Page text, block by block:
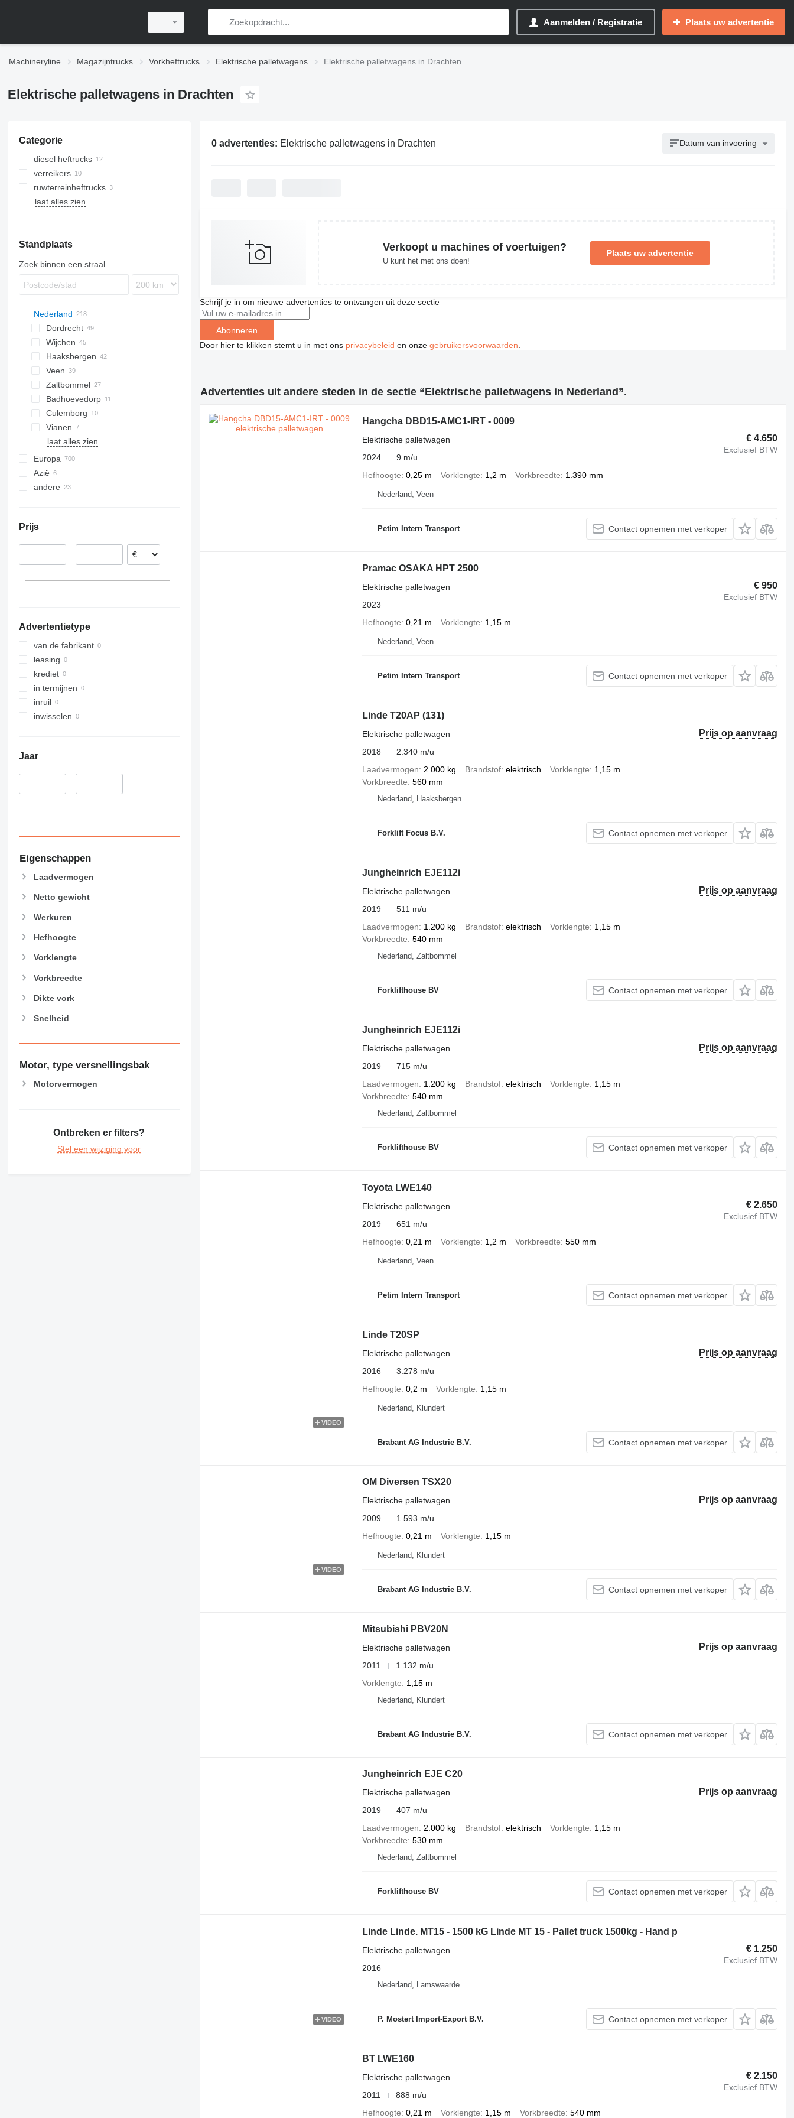
Aanmelden / Registratie Plaats uw advertentie
Machineryline Magazijntrucks Vorkheftrucks Elektrische palletwagens Elektrische palletwagens in Drachten
Elektrische palletwagens in Drachten
Categorie
diesel heftrucks
verreikers
ruwterreinheftrucks
laat alles zien
Standplaats
Zoek binnen een straal
Nederland
Dordrecht
Wijchen
Haaksbergen
Veen
Zaltbommel
Badhoevedorp
Culemborg
Vianen
laat alles zien
Europa
Spanje
Denemarken
België
Azië
Azerbeidzjan
andere
Prijs
–
Advertentietype
van de fabrikant
leasing
krediet
in termijnen
inruil
inwisselen
Jaar
–
Eigenschappen
Laadvermogen
Netto gewicht
Werkuren
Hefhoogte
Vorklengte
Vorkbreedte
Dikte vork
Snelheid
Motor, type versnellingsbak
Motorvermogen
Ontbreken er filters?
Stel een wijziging voor
0 advertenties: Elektrische palletwagens in Drachten Datum van invoering
Verkoopt u machines of voertuigen?
U kunt het met ons doen!
Plaats uw advertentie
Schrijf je in om nieuwe advertenties te ontvangen uit deze sectie
Abonneren
Door hier te klikken stemt u in met ons privacybeleid en onze gebruikersvoorwaarden
Advertenties uit andere steden in de sectie “Elektrische palletwagens in Nederland”.
Hangcha DBD15-AMC1-IRT - 0009
€ 4.650
Exclusief BTW
Elektrische palletwagen
2024
9 m/u
Hefhoogte 0,25 m Vorklengte 1,2 m Vorkbreedte 1.390 mm
Nederland, Veen
Petim Intern Transport Contact opnemen met verkoper
Pramac OSAKA HPT 2500
€ 950
Exclusief BTW
Elektrische palletwagen
2023
Hefhoogte 0,21 m Vorklengte 1,15 m
Nederland, Veen
Petim Intern Transport Contact opnemen met verkoper
Linde T20AP (131)
Prijs op aanvraag
Elektrische palletwagen
2018
2.340 m/u
Laadvermogen
2.000 kg Brandstof elektrisch Vorklengte
1,15 m
Vorkbreedte 560 mm
Nederland, Haaksbergen
Forklift Focus B.V. Contact opnemen met verkoper
Jungheinrich EJE112i
Prijs op aanvraag
Elektrische palletwagen
2019
511 m/u
Laadvermogen
1.200 kg Brandstof elektrisch Vorklengte
1,15 m
Vorkbreedte 540 mm
Nederland, Zaltbommel
Forklifthouse BV Contact opnemen met verkoper
Jungheinrich EJE112i
Prijs op aanvraag
Elektrische palletwagen
2019
715 m/u
Laadvermogen
1.200 kg Brandstof elektrisch Vorklengte
1,15 m
Vorkbreedte 540 mm
Nederland, Zaltbommel
Forklifthouse BV Contact opnemen met verkoper
Toyota LWE140
€ 2.650
Exclusief BTW
Elektrische palletwagen
2019
651 m/u
Hefhoogte 0,21 m Vorklengte 1,2 m Vorkbreedte 550 mm
Nederland, Veen
Petim Intern Transport Contact opnemen met verkoper
VIDEO
Linde T20SP
Prijs op aanvraag
Elektrische palletwagen
2016
3.278 m/u
Hefhoogte 0,2 m Vorklengte 1,15 m
Nederland, Klundert
Brabant AG Industrie B.V. Contact opnemen met verkoper
VIDEO
OM Diversen TSX20
Prijs op aanvraag
Elektrische palletwagen
2009
1.593 m/u
Hefhoogte 0,21 m Vorklengte 1,15 m
Nederland, Klundert
Brabant AG Industrie B.V. Contact opnemen met verkoper
Mitsubishi PBV20N
Prijs op aanvraag
Elektrische palletwagen
2011
1.132 m/u
Vorklengte
1,15 m
Nederland, Klundert
Brabant AG Industrie B.V. Contact opnemen met verkoper
Jungheinrich EJE C20
Prijs op aanvraag
Elektrische palletwagen
2019
407 m/u
Laadvermogen
2.000 kg Brandstof elektrisch Vorklengte
1,15 m
Vorkbreedte 530 mm
Nederland, Zaltbommel
Forklifthouse BV Contact opnemen met verkoper
VIDEO
Linde Linde. MT15 - 1500 kG Linde MT 15 - Pallet truck 1500kg - Hand p
€ 1.250
Exclusief BTW
Elektrische palletwagen
2016
Nederland, Lamswaarde
P. Mostert Import-Export B.V. Contact opnemen met verkoper
BT LWE160
€ 2.150
Exclusief BTW
Elektrische palletwagen
2011
888 m/u
Hefhoogte 0,21 m Vorklengte 1,15 m Vorkbreedte 540 mm